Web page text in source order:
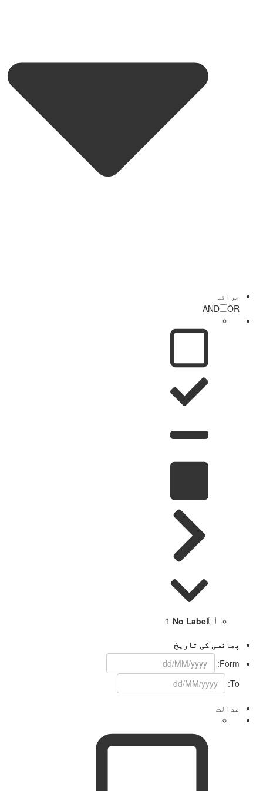
جرائم
AND
OR
No Label
1
پھانسی کی تاریخ
Form:
عدالت